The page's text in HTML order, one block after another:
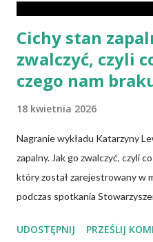
Cichy stan
zwalczyć, czyli
czego nam
18 kwietnia 2026
Nagranie wykładu Katarzyny
zapalny. Jak go zwalczyć, czyli
który został zarejestrowany w
podczas spotkania
dziennikarka, publicystka,
UDOSTĘPNIJ PRZEŚLIJ